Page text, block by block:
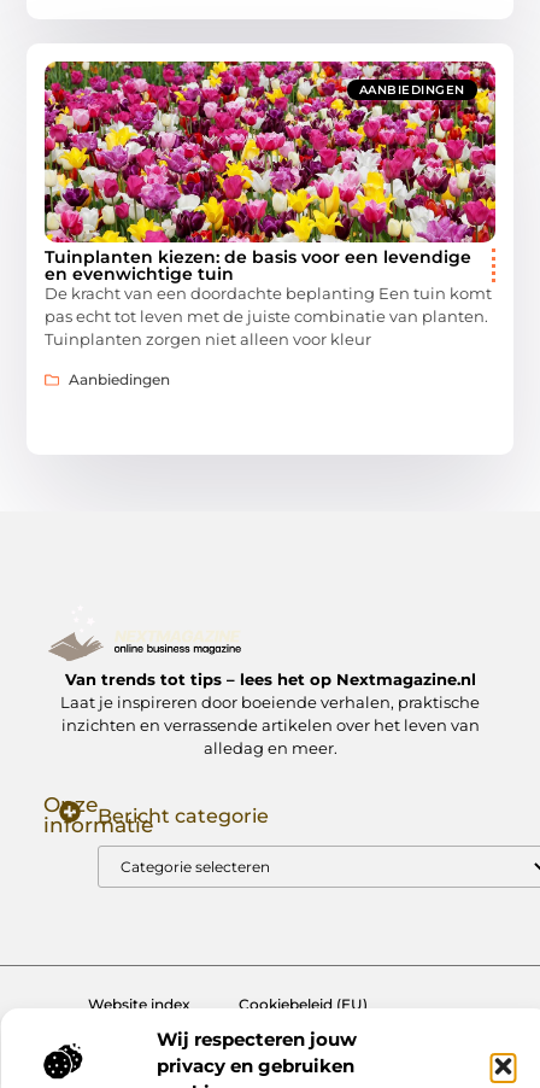
Wij respecteren jouw
privacy en gebruiken
AANBIEDINGEN
Tuinplanten kiezen: de basis voor een levendige
en evenwichtige tuin
De kracht van een doordachte beplanting Een tuin komt
pas echt tot leven met de juiste combinatie van planten.
Tuinplanten zorgen niet alleen voor kleur
Aanbiedingen
Van trends tot tips – lees het op Nextmagazine.nl
Laat je inspireren door boeiende verhalen, praktische
inzichten en verrassende artikelen over het leven van
alledag en meer.
Onze
informatieBericht categorie
Website index
Cookiebeleid (EU)
@2025 www.nextmagazine.nl. All Right Reserved.